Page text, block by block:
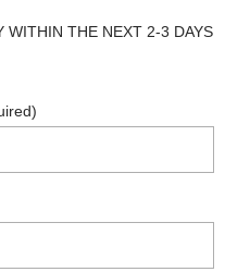
WITHIN THE NEXT 2-3 DAYS